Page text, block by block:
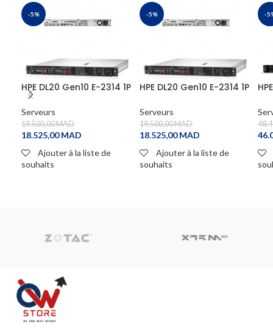
-5%
HPE DL20 Gen10 E-2314 1P
8G NHP 2 LFF Svr
Serveurs
19.500,00MAD
18.525,00MAD
Ajouter à la liste de
souhaits
-5%
HPE DL20 Gen10 E-2314 1P
Serveurs
19.500,00MAD
18.525,00MAD
Ajouter à la liste de
souhaits
-